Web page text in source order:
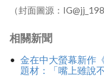
（封面圖源：
相關新聞
金在中大螢幕新作
題材：「嘴上雖說